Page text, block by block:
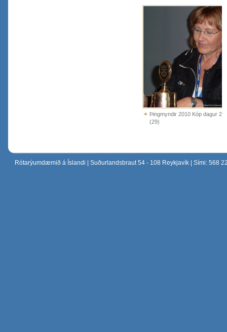
Þingmyndir 2010 Kóp dagur 2
(29)
Rótarýumdæmið á Íslandi | Suðurlandsbraut 54 - 108 Reykjavík | Sími: 568